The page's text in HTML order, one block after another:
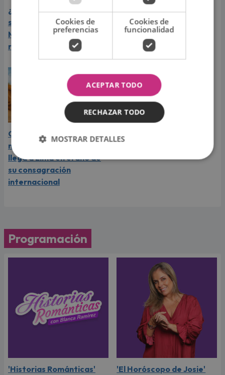
¿Greeicy espera a su
segundo hijo? Video de
Mike Bahía desata
rumores
Laura Pausini reveló cuál
de sus éxitos es su
favorito y sorprendió a
sus seguidores
Carín León vive el mejor
momento de su carrera y
llega a Lima en el año de
su consagración
internacional
Programación
'Historias Románticas'
'El Horóscopo de Josie'
Cookies de
preferencias
Cookies de
funcionalidad
ACEPTAR TODO
RECHAZAR TODO
MOSTRAR DETALLES